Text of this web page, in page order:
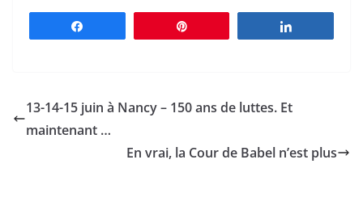
13-14-15 juin à Nancy – 150 ans de luttes. Et
maintenant …
En vrai, la Cour de Babel n’est plus